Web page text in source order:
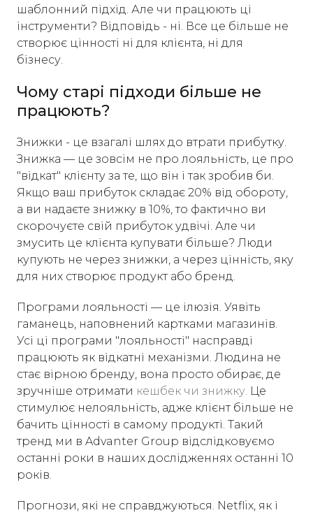
шаблонний підхід. Але чи працюють ці
інструменти? Відповідь - ні. Все це більше не
створює цінності ні для клієнта, ні для
бізнесу.
Чому старі підходи більше не
працюють?
Знижки - це взагалі шлях до втрати прибутку.
Знижка — це зовсім не про лояльність, це про
"відкат" клієнту за те, що він і так зробив би.
Якщо ваш прибуток складає 20% від обороту,
а ви надаєте знижку в 10%, то фактично ви
скорочуєте свій прибуток удвічі. Але чи
змусить це клієнта купувати більше? Люди
купують не через знижки, а через цінність, яку
для них створює продукт або бренд.
Програми лояльності — це ілюзія. Уявіть
гаманець, наповнений картками магазинів.
Усі ці програми "лояльності" насправді
працюють як відкатні механізми. Людина не
стає вірною бренду, вона просто обирає, де
зручніше отримати кешбек чи знижку. Це
стимулює нелояльність, адже клієнт більше не
бачить цінності в самому продукті. Такий
тренд ми в Advanter Group відслідковуємо
останні роки в наших дослідженнях останні 10
років.
Прогнози, які не справджуються. Netflix, як і